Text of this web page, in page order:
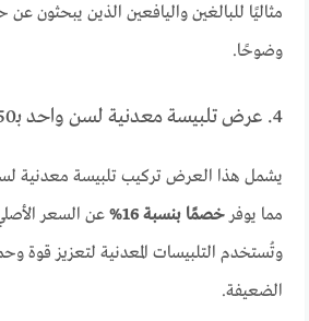
مثاليًا للبالغين واليافعين الذين يبحثون
وضوحًا.
4. عرض تلبيسة معدنية لسن واحد بـ250 ريال سعودي
يشمل هذا العرض تركيب تلبيسة معدنية
مما يوفرخصمًا بنسبة 16% عن السعر
وتُستخدم التلبيسات المعدنية لتعزيز قوة
الضعيفة.